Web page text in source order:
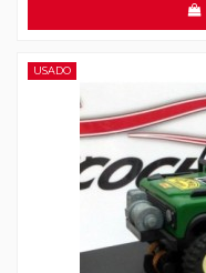
USADO